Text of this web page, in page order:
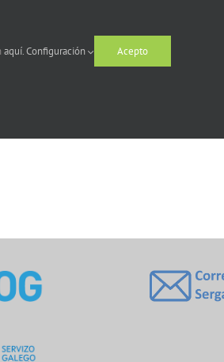
aquí.Configuración Acepto